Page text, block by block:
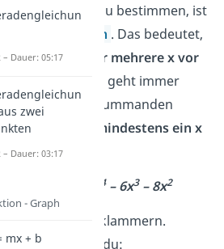
Grades zu bestimmen, ist
Ausklammern . Das bedeutet,
ziehst ein oder mehrere x vor
. Das geht immer
wenn alle Summanden
Funktion
mindestens ein x
f(x) = 2x
4– 6x3– 8x2
ausklammern.
erhältst du:
– Dauer: 05:17
zwei
– Dauer: 03:17
- Graph
mx + b